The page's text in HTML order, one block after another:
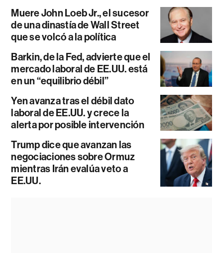
Muere John Loeb Jr., el sucesor
de una dinastía de Wall Street
que se volcó a la política
Barkin, de la Fed, advierte que el
mercado laboral de EE.UU. está
en un “equilibrio débil”
Yen avanza tras el débil dato
laboral de EE.UU. y crece la
alerta por posible intervención
Trump dice que avanzan las
negociaciones sobre Ormuz
mientras Irán evalúa veto a
EE.UU.